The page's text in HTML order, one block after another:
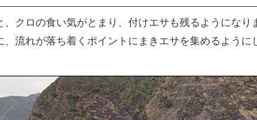
、クロの食い気がとまり、付けエサも残るようにな
、流れが落ち着くポイントにまきエサを集めるよう